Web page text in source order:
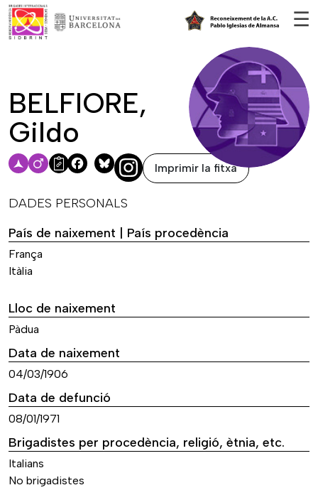
☰
BELFIORE,
Gildo
Facebook
Bluesky Imprimir la fitxa
DADES PERSONALS
País de naixement | País procedència
França
Itàlia
Lloc de naixement
Pàdua
Data de naixement
04/03/1906
Data de defunció
08/01/1971
Brigadistes per procedència, religió, ètnia, etc.
Italians
No brigadistes